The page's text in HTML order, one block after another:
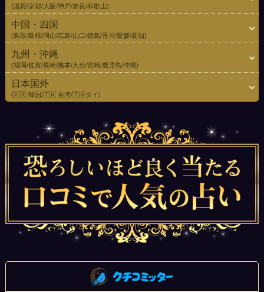
(滋賀/京都/大阪/神戸/奈良/和歌山)
中国・四国
(鳥取/島根/岡山/広島/山口/徳島/香川/愛媛/高知)
九州・沖縄
(福岡/佐賀/長崎/熊本/大分/宮崎/鹿児島/沖縄)
日本国外
(🇰🇷 韓国/🇹🇼 台湾/🇹🇭タイ)